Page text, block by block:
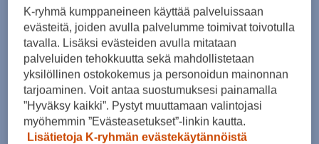
April 2025
(7)
March 2025
February 2025 (6)
January 2025(8)
December 2024(6)
November 2024(10)
October 2024(8)
September 2024(4)
August 2024(6)
July 2024(5)
K-ryhmä kumppaneineen käyttää palveluissaan
evästeitä, joiden avulla palvelumme toimivat toivotulla
tavalla. Lisäksi evästeiden avulla mitataan
palveluiden tehokkuutta sekä mahdollistetaan
yksilöllinen ostokokemus ja personoidun mainonnan
tarjoaminen. Voit antaa suostumuksesi painamalla
”Hyväksy kaikki”. Pystyt muuttamaan valintojasi
myöhemmin ”Evästeasetukset”-linkin kautta.
Lisätietoja K-ryhmän evästekäytännöistä